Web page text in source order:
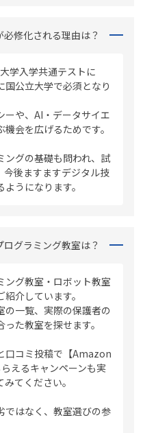
修化される理由は？
学入学共通テストに
国公立大学で必須となり
ーや、AI・データサイエ
会を広げるためです。
ングの基礎も問われ、試
今後ますますデジタル技
うになります。
グラミング教室は？
ング教室・ロボット教室
介しています。
の一覧、実際の保護者の
た教室を探せます。
口コミ投稿で【Amazon
えるキャンペーンも実
てください。
はなく、教室選びの参